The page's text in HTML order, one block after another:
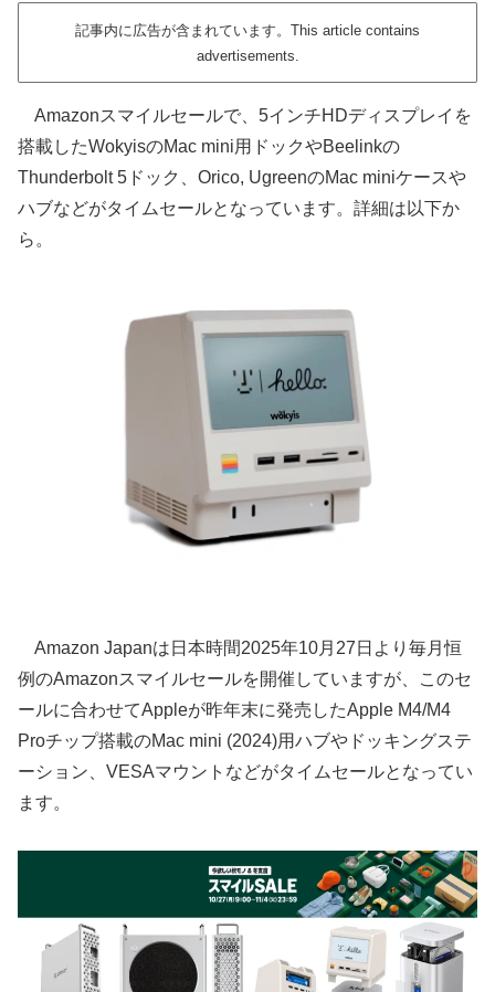
記事内に広告が含まれています。This article contains
advertisements.
Amazonスマイルセールで、5インチHDディスプレイを
搭載したWokyisのMac mini用ドックやBeelinkの
Thunderbolt 5ドック、Orico, UgreenのMac miniケースや
ハブなどがタイムセールとなっています。詳細は以下か
ら。
Amazon Japanは日本時間2025年10月27日より毎月恒
例のAmazonスマイルセールを開催していますが、このセ
ールに合わせてAppleが昨年末に発売したApple M4/M4
Proチップ搭載のMac mini (2024)用ハブやドッキングステ
ーション、VESAマウントなどがタイムセールとなってい
ます。